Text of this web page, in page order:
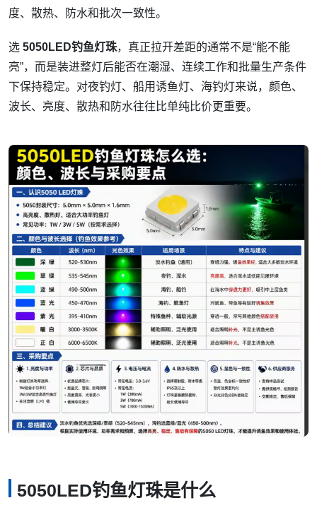
度、散热、防水和批次一致性。
选 5050LED钓鱼灯珠，真正拉开差距的通常不是“能不能
亮”，而是装进整灯后能否在潮湿、连续工作和批量生产条件
下保持稳定。对夜钓灯、船用诱鱼灯、海钓灯来说，颜色、
波长、亮度、散热和防水往往比单纯比价更重要。
5050LED钓鱼灯珠是什么